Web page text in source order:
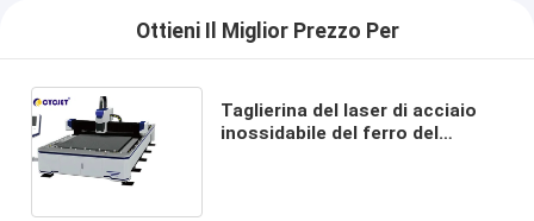
Ottieni Il Miglior Prezzo Per
Taglierina del laser di acciaio
inossidabile del ferro del